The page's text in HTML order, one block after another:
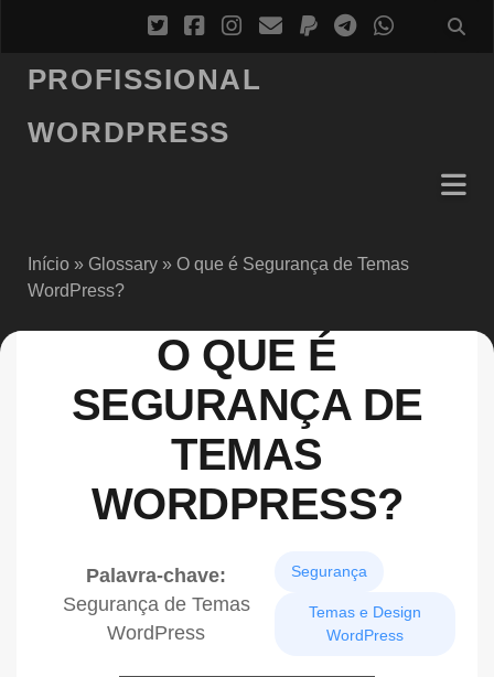
PROFISSIONAL
WORDPRESS
Início» Glossary» O que é Segurança de Temas
WordPress?
O QUE É
SEGURANÇA DE
TEMAS
WORDPRESS?
Palavra-chave:
Segurança de Temas
WordPress
Segurança
Temas e Design
WordPress